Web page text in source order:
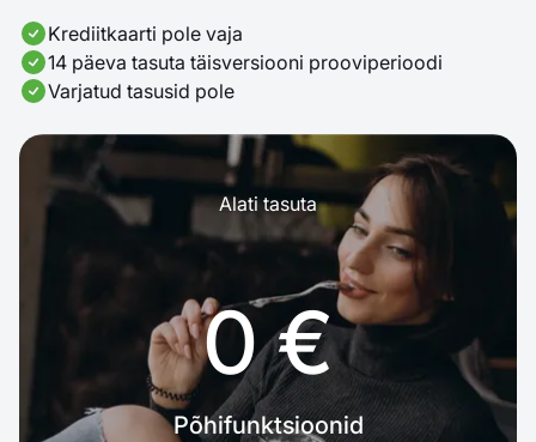
Krediitkaarti pole vaja
14 päeva tasuta täisversiooni prooviperioodi
Varjatud tasusid pole
Alati tasuta
0 €
Põhifunktsioonid